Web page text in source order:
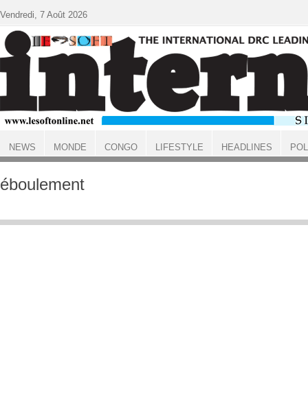
ACCUEIL
éboulement
Vendredi, 7 Août 2026
NEWS MONDE CONGO LIFESTYLE HEADLINES